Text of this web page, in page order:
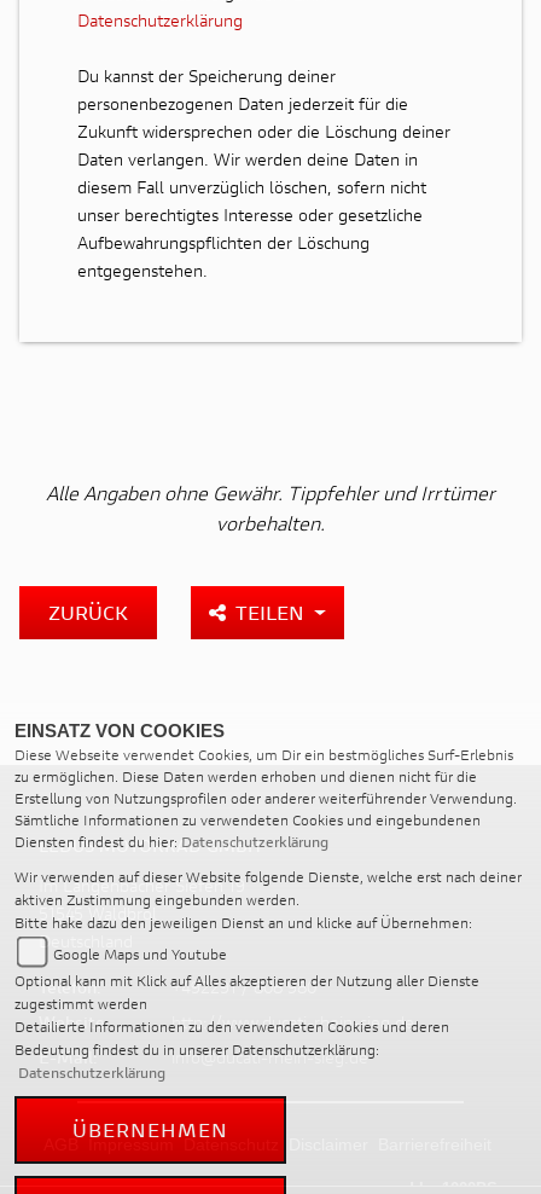
Datenschutzerklärung
Du kannst der Speicherung deiner
personenbezogenen Daten jederzeit für die
Zukunft widersprechen oder die Löschung deiner
Daten verlangen. Wir werden deine Daten in
diesem Fall unverzüglich löschen, sofern nicht
unser berechtigtes Interesse oder gesetzliche
Aufbewahrungspflichten der Löschung
entgegenstehen.
Alle Angaben ohne Gewähr. Tippfehler und Irrtümer
vorbehalten.
ZURÜCK TEILEN
LEDUS MOTORRAD GMBH
Im Langenbacher Siefen 19
51545 Waldbröl
Deutschland
Telefon:
+492291 / 808 980
Website:
http://www.ducati-rhein-sieg.de
E-Mail:
info@ducati-rhein-sieg.de
EINSATZ VON COOKIES
Diese Webseite verwendet Cookies, um Dir ein bestmögliches Surf-Erlebnis
zu ermöglichen. Diese Daten werden erhoben und dienen nicht für die
Erstellung von Nutzungsprofilen oder anderer weiterführender Verwendung.
Sämtliche Informationen zu verwendeten Cookies und eingebundenen
Diensten findest du hier: Datenschutzerklärung
Wir verwenden auf dieser Website folgende Dienste, welche erst nach deiner
aktiven Zustimmung eingebunden werden.
Bitte hake dazu den jeweiligen Dienst an und klicke auf Übernehmen:
Google Maps und Youtube
Optional kann mit Klick auf Alles akzeptieren der Nutzung aller Dienste
zugestimmt werden
Detailierte Informationen zu den verwendeten Cookies und deren
Bedeutung findest du in unserer Datenschutzerklärung:
Datenschutzerklärung
ÜBERNEHMEN